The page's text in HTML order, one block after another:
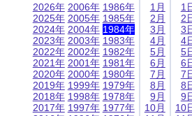
2026年
2025年
2024年
2023年
2022年
2021年
2020年
2019年
2018年
2017年
2006年
2005年
2004年
2003年
2002年
2001年
2000年
1999年
1998年
1997年
1986年
1985年
1984年
1983年
1982年
1981年
1980年
1979年
1978年
1977年
1月
2月
3月
4月
5月
6月
7月
8月
9月
10月
1
2
3
4
5
6
7
8
9
10